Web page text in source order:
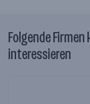
Folgende
interessieren